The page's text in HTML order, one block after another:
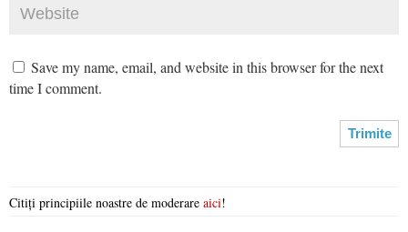
Save my name, email, and website in this browser for the next
time I comment.
Citiți principiile noastre de moderare aici!